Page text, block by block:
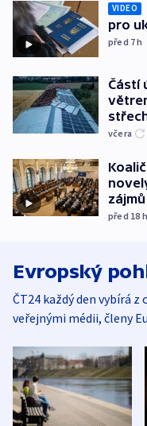
VIDEO
pro
před 7h
Částí
včera
zájmů
před 18 h
Evropský
ČT24 každý den vybírá
veřejnými médii, členy